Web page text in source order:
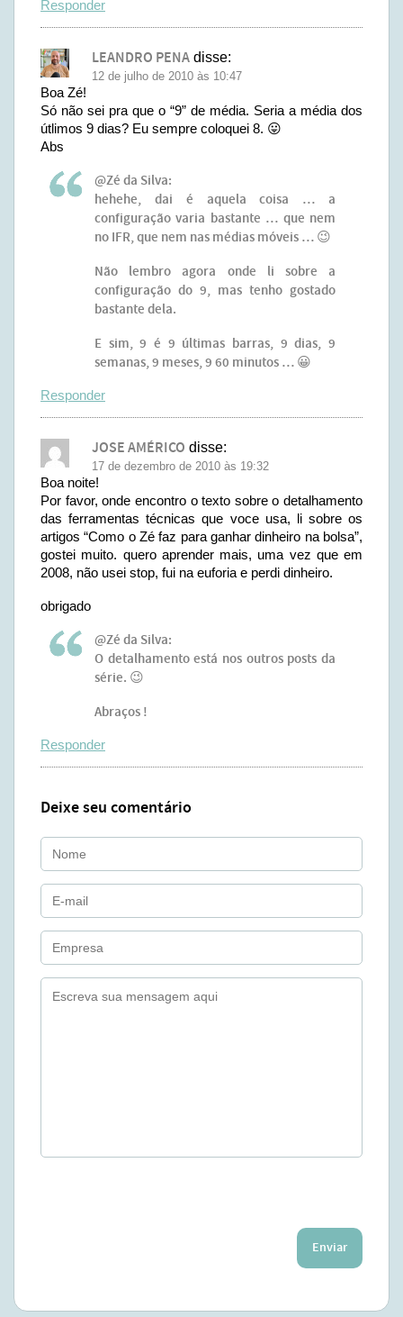
Responder
LEANDRO PENA disse:
12 de julho de 2010 às 10:47
Boa Zé!
Só não sei pra que o “9” de média. Seria a média dos
útlimos 9 dias? Eu sempre coloquei 8. 😛
Abs
@Zé da Silva:
hehehe, dai é aquela coisa … a
configuração varia bastante … que nem
no IFR, que nem nas médias móveis … 😉
Não lembro agora onde li sobre a
configuração do 9, mas tenho gostado
bastante dela.
E sim, 9 é 9 últimas barras, 9 dias, 9
semanas, 9 meses, 9 60 minutos … 😀
Responder
JOSE AMÉRICO disse:
17 de dezembro de 2010 às 19:32
Boa noite!
Por favor, onde encontro o texto sobre o detalhamento
das ferramentas técnicas que voce usa, li sobre os
artigos “Como o Zé faz para ganhar dinheiro na bolsa”,
gostei muito. quero aprender mais, uma vez que em
2008, não usei stop, fui na euforia e perdi dinheiro.
obrigado
@Zé da Silva:
O detalhamento está nos outros posts da
série. 😉
Abraços !
Responder
Deixe seu comentário
Enviar